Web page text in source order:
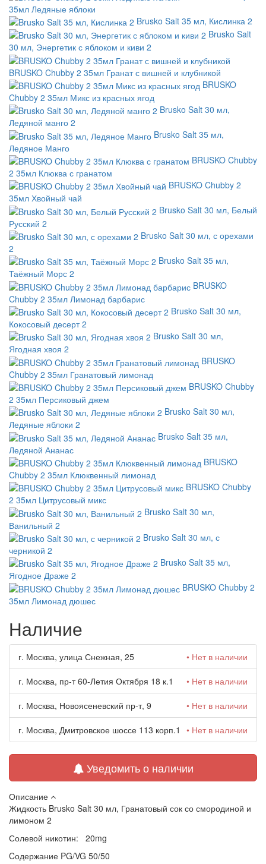
35мл Ледяные яблоки
Brusko Salt 35 мл, Кислинка 2
Brusko Salt
30 мл, Энергетик с яблоком и киви 2
BRUSKO Chubby 2 35мл Гранат с вишней и клубникой
BRUSKO
Chubby 2 35мл Микс из красных ягод
Brusko Salt 30 мл,
Ледяной манго 2
Brusko Salt 35 мл,
Ледяное Манго
BRUSKO Chubby
2 35мл Клюква с гранатом
BRUSKO Chubby 2
35мл Хвойный чай
Brusko Salt 30 мл, Белый
Русский 2
Brusko Salt 30 мл, с орехами
2
Brusko Salt 35 мл,
Таёжный Морс 2
BRUSKO
Chubby 2 35мл Лимонад барбарис
Brusko Salt 30 мл,
Кокосовый десерт 2
Brusko Salt 30 мл,
Ягодная хвоя 2
BRUSKO
Chubby 2 35мл Гранатовый лимонад
BRUSKO Chubby
2 35мл Персиковый джем
Brusko Salt 30 мл,
Ледяные яблоки 2
Brusko Salt 35 мл,
Ледяной Ананас
BRUSKO
Chubby 2 35мл Клюквенный лимонад
BRUSKO Chubby
2 35мл Цитрусовый микс
Brusko Salt 30 мл,
Ванильный 2
Brusko Salt 30 мл, с
черникой 2
Brusko Salt 35 мл,
Ягодное Драже 2
BRUSKO Chubby 2
35мл Лимонад дюшес
Наличие
г. Москва, улица Снежная, 25 • Нет в наличии
г. Москва, пр-т 60-Летия Октября 18 к.1 • Нет в наличии
г. Москва, Новоясеневский пр-т, 9 • Нет в наличии
г. Москва, Дмитровское шоссе 113 корп.1 • Нет в наличии
Уведомить о наличии
Описание
Жидкость Brusko Salt 30 мл, Гранатовый сок со смородиной и
лимоном 2
Солевой никотин: 20mg
Cодержание PG/VG 50/50